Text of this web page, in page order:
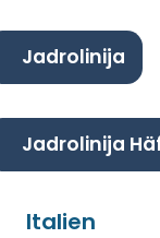
Jadrolinija
Jadrolinija
Italien